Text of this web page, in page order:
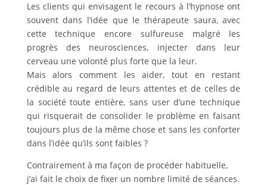
Les clients qui envisagent le recours à l’hypnose ont
souvent dans l’idée que le thérapeute saura, avec
cette technique encore sulfureuse malgré les
progrès des neurosciences, injecter dans leur
cerveau une volonté plus forte que la leur.
Mais alors comment les aider, tout en restant
crédible au regard de leurs attentes et de celles de
la société toute entière, sans user d’une technique
qui risquerait de consolider le problème en faisant
toujours plus de la même chose et sans les conforter
dans l’idée qu’ils sont faibles ?
Contrairement à ma façon de procéder habituelle,
j’ai fait le choix de fixer un nombre limité de séances.